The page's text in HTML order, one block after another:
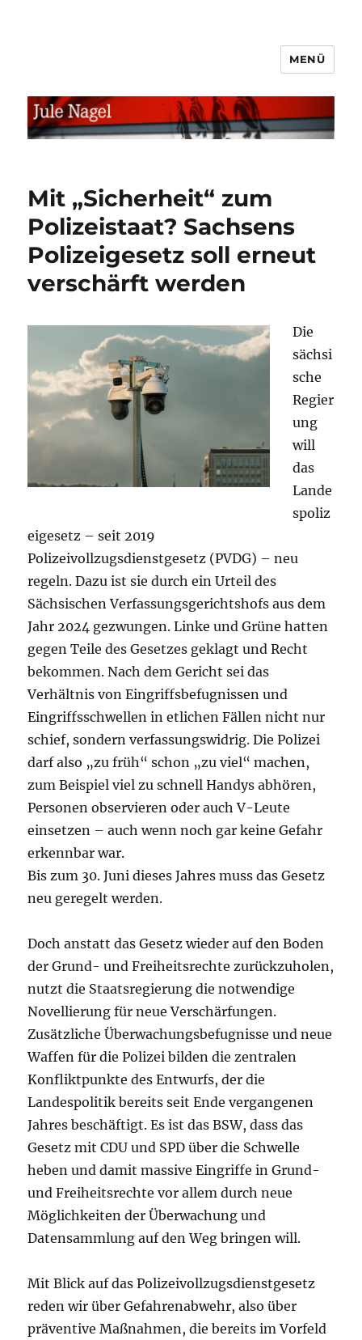
MENÜ
Mit „Sicherheit“ zum
Polizeistaat? Sachsens
Polizeigesetz soll erneut
verschärft werden
Die
sächsi
sche
Regier
ung
will
das
Lande
spoliz
eigesetz – seit 2019
Polizeivollzugsdienstgesetz (PVDG) – neu
regeln. Dazu ist sie durch ein Urteil des
Sächsischen Verfassungsgerichtshofs aus dem
Jahr 2024 gezwungen. Linke und Grüne hatten
gegen Teile des Gesetzes geklagt und Recht
bekommen. Nach dem Gericht sei das
Verhältnis von Eingriffsbefugnissen und
Eingriffsschwellen in etlichen Fällen nicht nur
schief, sondern verfassungswidrig. Die Polizei
darf also „zu früh“ schon „zu viel“ machen,
zum Beispiel viel zu schnell Handys abhören,
Personen observieren oder auch V-Leute
einsetzen – auch wenn noch gar keine Gefahr
erkennbar war.
Bis zum 30. Juni dieses Jahres muss das Gesetz
neu geregelt werden.
Doch anstatt das Gesetz wieder auf den Boden
der Grund- und Freiheitsrechte zurückzuholen,
nutzt die Staatsregierung die notwendige
Novellierung für neue Verschärfungen.
Zusätzliche Überwachungsbefugnisse und neue
Waffen für die Polizei bilden die zentralen
Konfliktpunkte des Entwurfs, der die
Landespolitik bereits seit Ende vergangenen
Jahres beschäftigt. Es ist das BSW, dass das
Gesetz mit CDU und SPD über die Schwelle
heben und damit massive Eingriffe in Grund-
und Freiheitsrechte vor allem durch neue
Möglichkeiten der Überwachung und
Datensammlung auf den Weg bringen will.
Mit Blick auf das Polizeivollzugsdienstgesetz
reden wir über Gefahrenabwehr, also über
präventive Maßnahmen, die bereits im Vorfeld